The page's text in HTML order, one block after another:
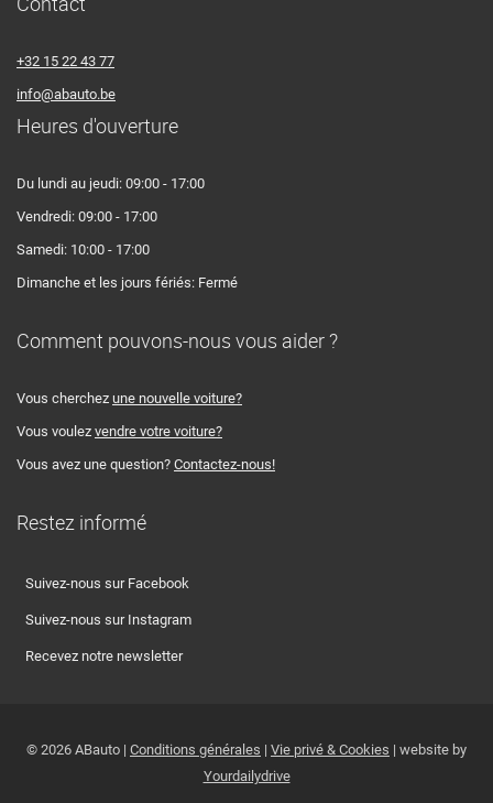
+32 15 22 43 77
info@abauto.be
Heures d'ouverture
Du lundi au jeudi: 09:00 - 17:00
Vendredi: 09:00 - 17:00
Samedi: 10:00 - 17:00
Dimanche et les jours fériés: Fermé
Comment pouvons-nous vous aider ?
Vous cherchez une nouvelle voiture?
Vous voulez vendre votre voiture?
Vous avez une question? Contactez-nous!
Restez informé
Suivez-nous sur Facebook
Suivez-nous sur Instagram
Recevez notre newsletter
© 2026 ABauto | Conditions générales | Vie privé & Cookies | website by
Yourdailydrive